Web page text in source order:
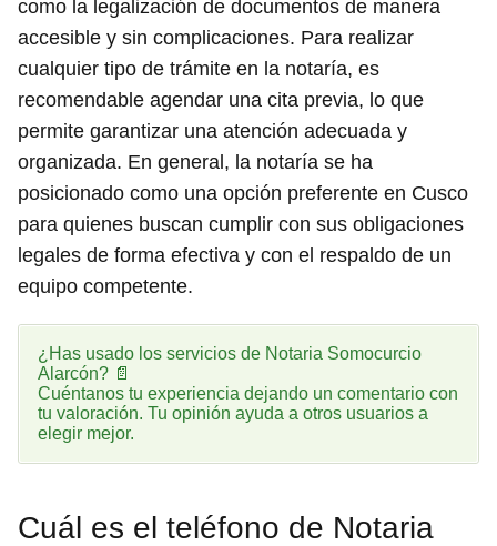
como la legalización de documentos de manera
accesible y sin complicaciones. Para realizar
cualquier tipo de trámite en la notaría, es
recomendable agendar una cita previa, lo que
permite garantizar una atención adecuada y
organizada. En general, la notaría se ha
posicionado como una opción preferente en Cusco
para quienes buscan cumplir con sus obligaciones
legales de forma efectiva y con el respaldo de un
equipo competente.
¿Has usado los servicios de Notaria Somocurcio
Alarcón? 📄
Cuéntanos tu experiencia dejando un comentario con
tu valoración. Tu opinión ayuda a otros usuarios a
elegir mejor.
Cuál es el teléfono de Notaria